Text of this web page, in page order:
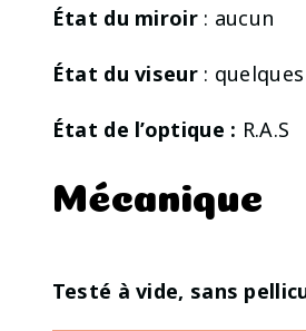
État du miroir: aucun
État du viseur:
État de l’optique : R.A.S
Mécanique
Testé à vide, sans